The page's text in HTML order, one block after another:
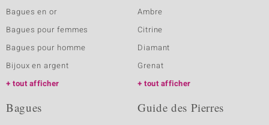
Bagues en or
Bagues pour femmes
Bagues pour homme
Bijoux en argent
tout afficher
Ambre
Citrine
Diamant
Grenat
tout afficher
Bagues Guide des Pierres